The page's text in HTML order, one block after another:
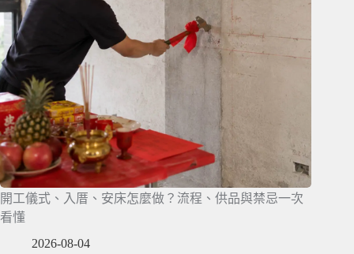
開工儀式、入厝、安床怎麼做？流程、供品與禁忌一次
看懂
2026-08-04